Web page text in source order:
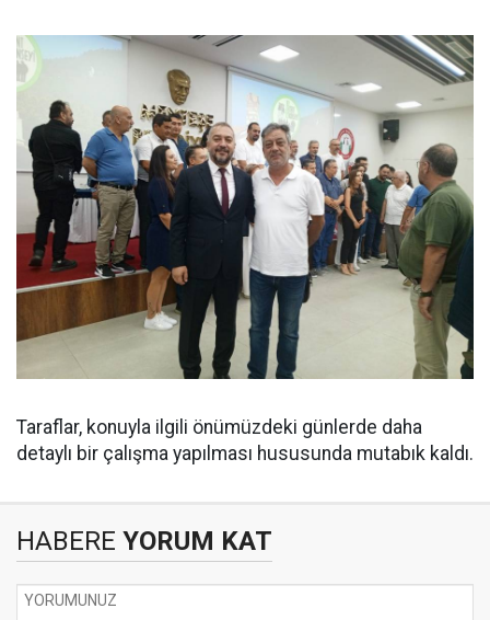
Taraflar, konuyla ilgili önümüzdeki günlerde daha
detaylı bir çalışma yapılması hususunda mutabık kaldı.
HABERE YORUM KAT